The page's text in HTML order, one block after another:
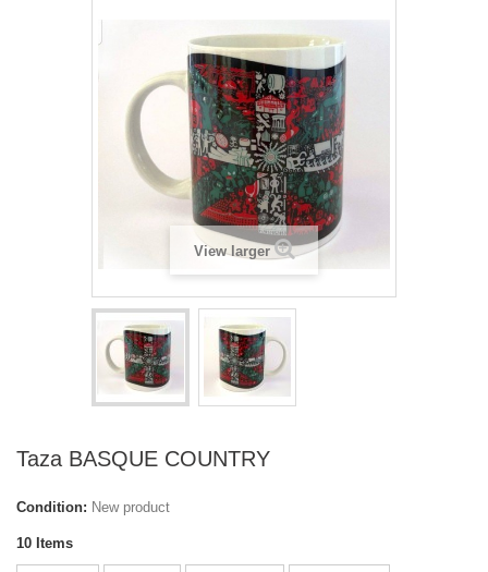
View larger
Taza BASQUE COUNTRY
Condition: New product
10 Items